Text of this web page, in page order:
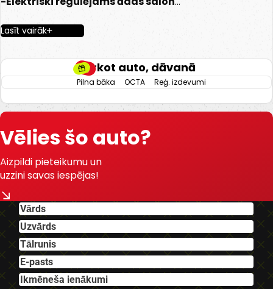
Pērkot auto, dāvanā
Reģ. izdevumi
OCTA
Pilna bāka
-Apsildāmas priekšējās sēdvietas.
-Elektriski regulējami spoguļi.
-Kondicionieris.
-Klimata kontrole.
-Automātiskā transmisija.
-BMW Multimēdija.
-Miglas lukturi.
-Xenon lukturi.
-U.C. ekstras.
Lasīt vairāk
Vēlies šo auto?
Aizpildi pieteikumu un
uzzini savas iespējas!